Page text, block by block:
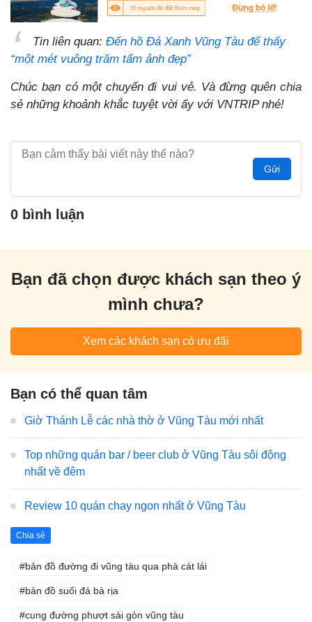
Tin liên quan: Đến hồ Đá Xanh Vũng Tàu để thấy
“một mét vuông trăm tấm ảnh đẹp”
Chúc bạn có một chuyến đi vui vẻ. Và đừng quên chia
sẻ những khoảnh khắc tuyệt vời ấy với VNTRIP nhé!
Gửi
0 bình luận
Bạn đã chọn được khách sạn theo ý
mình chưa?
Xem các khách sạn có ưu đãi
Bạn có thể quan tâm
Giờ Thánh Lễ các nhà thờ ở Vũng Tàu mới nhất
Top những quán bar / beer club ở Vũng Tàu sôi động
nhất về đêm
Review 10 quán chay ngon nhất ở Vũng Tàu
Chia sẻ
bản đồ đường đi vũng tàu qua phà cát lái
bản đồ suối đá bà rịa
cung đường phượt sài gòn vũng tàu